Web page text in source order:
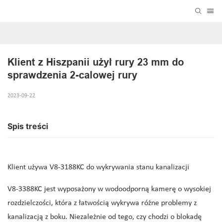
Klient z Hiszpanii użył rury 23 mm do
sprawdzenia 2-calowej rury
2023-09-22
Spis treści
Klient używa V8-3188KC do wykrywania stanu kanalizacji
V8-3388KC jest wyposażony w wodoodporną kamerę o wysokiej
rozdzielczości, która z łatwością wykrywa różne problemy z
kanalizacją z boku. Niezależnie od tego, czy chodzi o blokadę